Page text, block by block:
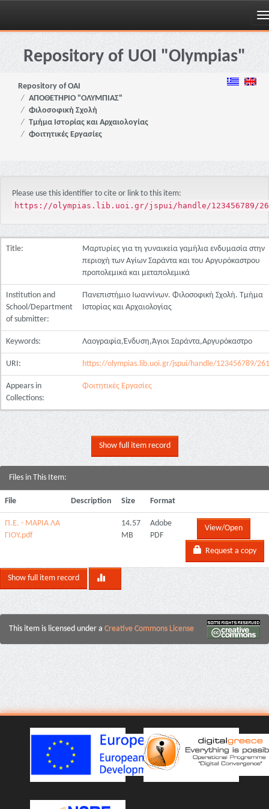
Skip
navigationRepository of UOI "Olympias"
Repository of OAI
ΑΠΟΘΕΤΗΡΙΟ "ΟΛΥΜΠΙΑΣ"
Φιλοσοφική Σχολή
Τμήμα Ιστορίας και Αρχαιολογίας
Φοιτητικές Εργασίες
Please use this identifier to cite or link to this item:
https://olympias.lib.uoi.gr/jspui/handle/123456789/
Title:
Μαρτυρίες για τη γυναικεία γαμήλια ενδυμασία στην
περιοχή των Αγίων Σαράντα και του Αργυρόκαστρου
προπολεμικά και μεταπολεμικά
Institution and
School/Department
of submitter:
Πανεπιστήμιο Ιωαννίνων. Φιλοσοφική Σχολή. Τμήμα
Ιστορίας και Αρχαιολογίας
Keywords: Λαογραφία,Ένδυση,Άγιοι Σαράντα,Αργυρόκαστρο
URI: https://olympias.lib.uoi.gr/jspui/handle/123456789/
Appears in
Collections:
Φοιτητικές Εργασίες
Show full item record
Files in This Item:
File Description Size Format
Π.Ε. - ΜΑΡΙΑ ΛΑ
ΓΙΟΥ.pdf
14.57
MB
Adobe
PDF
View/Open
Request a copy
Show full item record
This item is licensed under a Creative Commons License